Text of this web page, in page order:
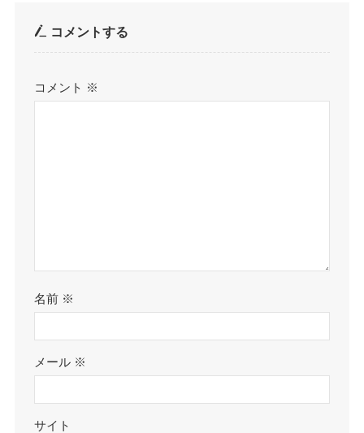
コメントする
コメント ※
名前 ※
メール ※
サイト